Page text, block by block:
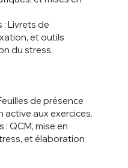
Livrets de
et outils
du stress.
de présence
aux exercices.
QCM, mise en
et élaboration